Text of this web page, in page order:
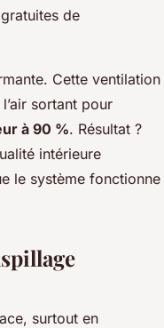
de
Cette ventilation
sortant pour
à 90 %. Résultat ?
intérieure
le système fonctionne
surtout en